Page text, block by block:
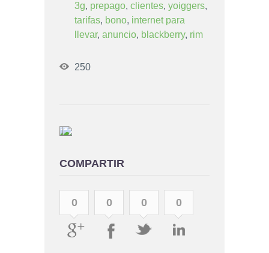
3g, prepago, clientes, yoiggers,
tarifas, bono, internet para
llevar, anuncio, blackberry, rim
250
COMPARTIR
0 0 0 0